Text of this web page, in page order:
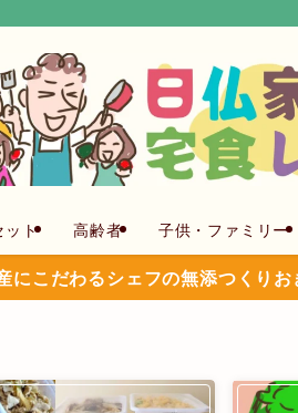
ット 高齢者 子供・ファミリー
にこだわるシェフの無添つくり